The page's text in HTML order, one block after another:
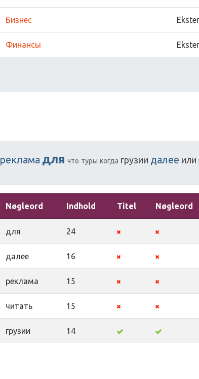
Бизнес
Финансы
реклама для что туры когда грузии далее или
Nøgleord Indhold Titel Nøgleord
для 24
далее 16
реклама 15
читать 15
грузии 14